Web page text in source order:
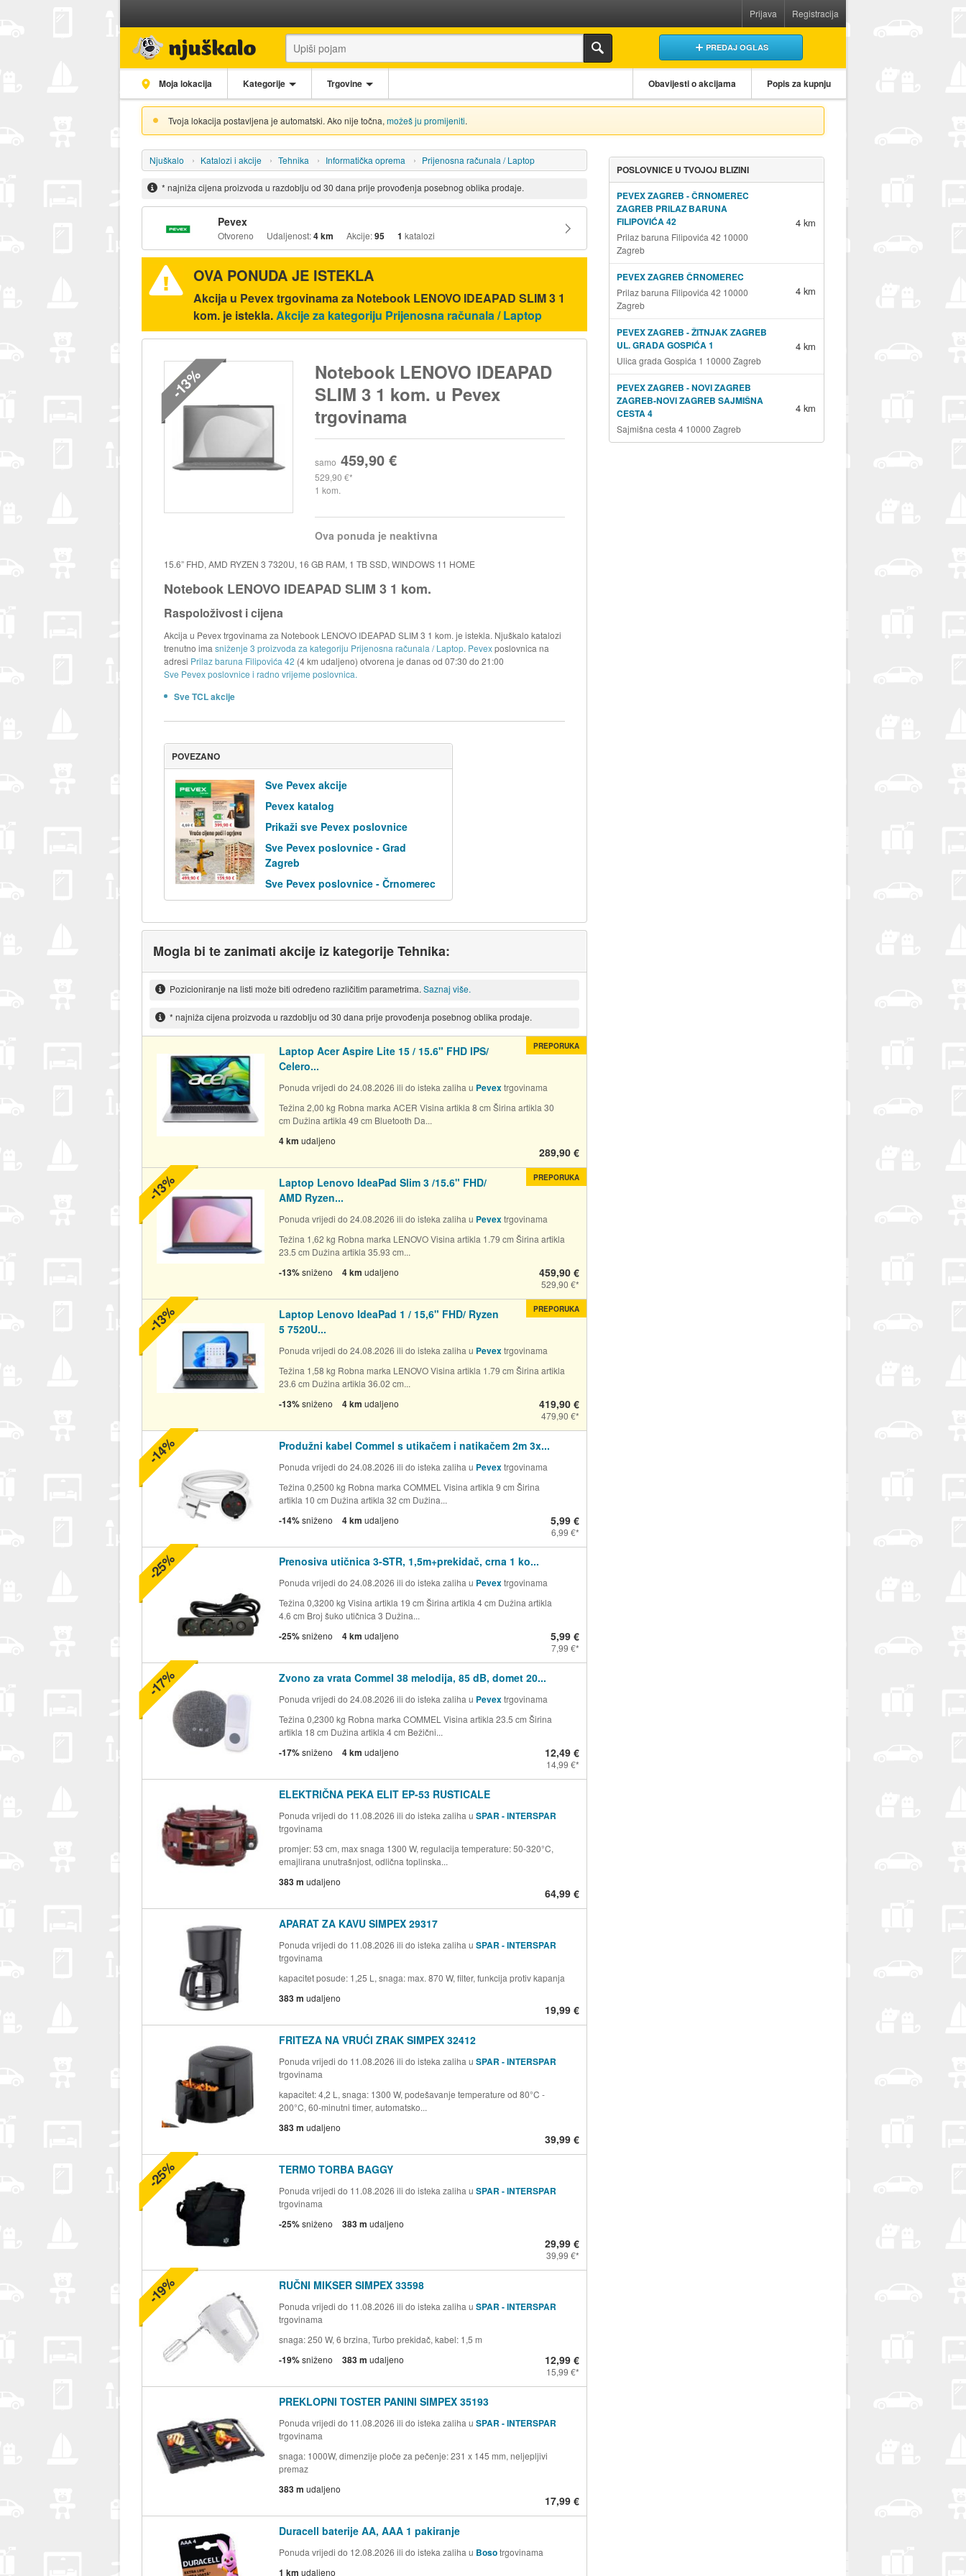
Prijava Registracija
PREDAJ OGLAS
Moja lokacija Kategorije Trgovine Obavijesti o akcijama Popis za kupnju
Tvoja lokacija postavljena je automatski. Ako nije točna, možeš ju promijeniti.
Njuškalo Katalozi i akcije Tehnika Informatička oprema Prijenosna računala / Laptop
* najniža cijena proizvoda u razdoblju od 30 dana prije provođenja posebnog oblika prodaje.
Pevex
Otvoreno Udaljenost:4 km Akcije:95 1 katalozi
OVA PONUDA JE ISTEKLA
Akcija u Pevex trgovinama za Notebook LENOVO IDEAPAD SLIM 3 1
kom. je istekla.Akcije za kategoriju Prijenosna računala / Laptop
-13%
Notebook LENOVO IDEAPAD
SLIM 3 1 kom. u Pevex
trgovinama
samo 459,90 €
529,90 €
1 kom.
Ova ponuda je neaktivna
15.6” FHD, AMD RYZEN 3 7320U, 16 GB RAM, 1 TB SSD, WINDOWS 11 HOME
Notebook LENOVO IDEAPAD SLIM 3 1 kom.
Raspoloživost i cijena
Akcija u Pevex trgovinama za Notebook LENOVO IDEAPAD SLIM 3 1 kom. je istekla. Njuškalo katalozi
trenutno ima sniženje 3 proizvoda za kategoriju Prijenosna računala / Laptop. Pevexposlovnica na
adresi Prilaz baruna Filipovića 42 (4 km udaljeno) otvorena je danas od 07:30 do 21:00
Sve Pevex poslovnice i radno vrijeme poslovnica.
Sve TCL akcije
POVEZANO
Sve Pevex akcije
Pevex katalog
Prikaži sve Pevex poslovnice
Sve Pevex poslovnice - Grad
Zagreb
Sve Pevex poslovnice - Črnomerec
Mogla bi te zanimati akcije iz kategorije Tehnika:
Pozicioniranje na listi može biti određeno različitim parametrima. Saznaj više.
* najniža cijena proizvoda u razdoblju od 30 dana prije provođenja posebnog oblika prodaje.
Laptop Acer Aspire Lite 15 / 15.6" FHD IPS/
Celero...
Ponuda vrijedi do 24.08.2026 ili do isteka zaliha u Pevextrgovinama
Težina 2,00 kg Robna marka ACER Visina artikla 8 cm Širina artikla 30
cm Dužina artikla 49 cm Bluetooth Da...
4 km udaljeno
289,90 €
PREPORUKA
Laptop Lenovo IdeaPad Slim 3 /15.6" FHD/
AMD Ryzen...
Ponuda vrijedi do 24.08.2026 ili do isteka zaliha u Pevextrgovinama
Težina 1,62 kg Robna marka LENOVO Visina artikla 1.79 cm Širina artikla
23.5 cm Dužina artikla 35.93 cm...
-13%sniženo 4 km udaljeno 459,90 €
529,90 €
PREPORUKA
-13%
Laptop Lenovo IdeaPad 1 / 15,6" FHD/ Ryzen
5 7520U...
Ponuda vrijedi do 24.08.2026 ili do isteka zaliha u Pevextrgovinama
Težina 1,58 kg Robna marka LENOVO Visina artikla 1.79 cm Širina artikla
23.6 cm Dužina artikla 36.02 cm...
-13%sniženo 4 km udaljeno 419,90 €
479,90 €
PREPORUKA
-13%
Produžni kabel Commel s utikačem i natikačem 2m 3x...
Ponuda vrijedi do 24.08.2026 ili do isteka zaliha u Pevextrgovinama
Težina 0,2500 kg Robna marka COMMEL Visina artikla 9 cm Širina
artikla 10 cm Dužina artikla 32 cm Dužina...
-14%sniženo 4 km udaljeno 5,99 €
6,99 €
-14%
Prenosiva utičnica 3-STR, 1,5m+prekidač, crna 1 ko...
Ponuda vrijedi do 24.08.2026 ili do isteka zaliha u Pevextrgovinama
Težina 0,3200 kg Visina artikla 19 cm Širina artikla 4 cm Dužina artikla
4.6 cm Broj šuko utičnica 3 Dužina...
-25%sniženo 4 km udaljeno 5,99 €
7,99 €
-25%
Zvono za vrata Commel 38 melodija, 85 dB, domet 20...
Ponuda vrijedi do 24.08.2026 ili do isteka zaliha u Pevextrgovinama
Težina 0,2300 kg Robna marka COMMEL Visina artikla 23.5 cm Širina
artikla 18 cm Dužina artikla 4 cm Bežični...
-17%sniženo 4 km udaljeno 12,49 €
14,99 €
-17%
ELEKTRIČNA PEKA ELIT EP-53 RUSTICALE
Ponuda vrijedi do 11.08.2026 ili do isteka zaliha u SPAR - INTERSPAR
trgovinama
promjer: 53 cm, max snaga 1300 W, regulacija temperature: 50-320°C,
emajlirana unutrašnjost, odlična toplinska...
383 m udaljeno
64,99 €
APARAT ZA KAVU SIMPEX 29317
Ponuda vrijedi do 11.08.2026 ili do isteka zaliha u SPAR - INTERSPAR
trgovinama
kapacitet posude: 1,25 L, snaga: max. 870 W, filter, funkcija protiv kapanja
383 m udaljeno
19,99 €
FRITEZA NA VRUĆI ZRAK SIMPEX 32412
Ponuda vrijedi do 11.08.2026 ili do isteka zaliha u SPAR - INTERSPAR
trgovinama
kapacitet: 4,2 L, snaga: 1300 W, podešavanje temperature od 80°C -
200°C, 60-minutni timer, automatsko...
383 m udaljeno
39,99 €
TERMO TORBA BAGGY
Ponuda vrijedi do 11.08.2026 ili do isteka zaliha u SPAR - INTERSPAR
trgovinama
-25%sniženo 383 m udaljeno
29,99 €
39,99 €
-25%
RUČNI MIKSER SIMPEX 33598
Ponuda vrijedi do 11.08.2026 ili do isteka zaliha u SPAR - INTERSPAR
trgovinama
snaga: 250 W, 6 brzina, Turbo prekidač, kabel: 1,5 m
-19%sniženo 383 m udaljeno 12,99 €
15,99 €
-19%
PREKLOPNI TOSTER PANINI SIMPEX 35193
Ponuda vrijedi do 11.08.2026 ili do isteka zaliha u SPAR - INTERSPAR
trgovinama
snaga: 1000W, dimenzije ploče za pečenje: 231 x 145 mm, neljepljivi
premaz
383 m udaljeno
17,99 €
Duracell baterije AA, AAA 1 pakiranje
Ponuda vrijedi do 12.08.2026 ili do isteka zaliha u Bosotrgovinama
1 km udaljeno
POSLOVNICE U TVOJOJ BLIZINI
PEVEX ZAGREB - ČRNOMEREC
ZAGREB PRILAZ BARUNA
FILIPOVIĆA 42
Prilaz baruna Filipovića 42 10000
Zagreb
4 km
PEVEX ZAGREB ČRNOMEREC
Prilaz baruna Filipovića 42 10000
Zagreb
4 km
PEVEX ZAGREB - ŽITNJAK ZAGREB
UL. GRADA GOSPIĆA 1
Ulica grada Gospića 1 10000 Zagreb
4 km
PEVEX ZAGREB - NOVI ZAGREB
ZAGREB-NOVI ZAGREB SAJMIŠNA
CESTA 4
Sajmišna cesta 4 10000 Zagreb
4 km